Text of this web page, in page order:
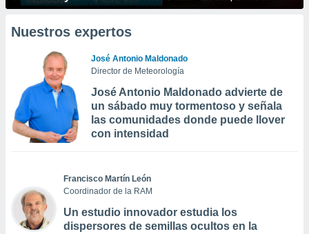
Nuestros expertos
José Antonio Maldonado
Director de Meteorología
José Antonio Maldonado advierte de
un sábado muy tormentoso y señala
las comunidades donde puede llover
con intensidad
Francisco Martín León
Coordinador de la RAM
Un estudio innovador estudia los
dispersores de semillas ocultos en la